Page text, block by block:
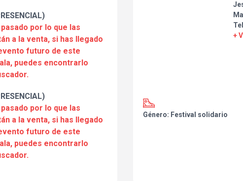
por lo que las
a la venta, si has llegado
futuro de este
puedes encontrarlo
por lo que las
a la venta, si has llegado
futuro de este
puedes encontrarlo
+
Género: Festival solidario